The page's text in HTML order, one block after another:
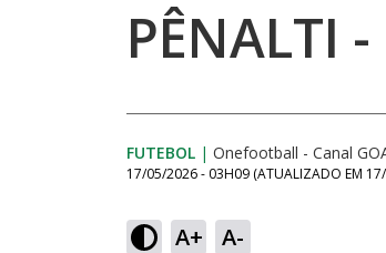
PÊNALTI
FUTEBOL | Onefootball - Canal
17/05/2026 - 03H09 (ATUALIZADO EM
A+ A-